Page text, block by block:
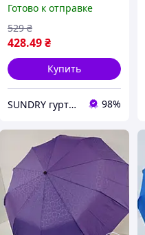
Буквы
Готово к отправке
428.49₴
529 ₴
Купить
SUNDRY гуртово-роздрібний інтернет-магазин 98%